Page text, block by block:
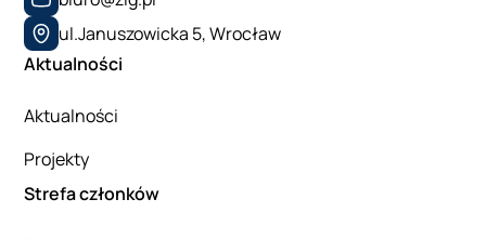
ul.Januszowicka 5, Wrocław
Aktualności
Aktualności
Projekty
Strefa członków